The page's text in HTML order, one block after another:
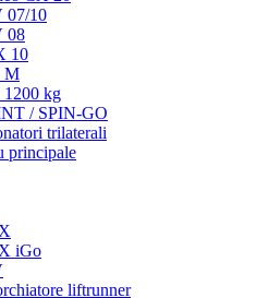
07/10
08
10
M
kg
/ SPIN-GO
trilaterali
principale
iGo
liftrunner